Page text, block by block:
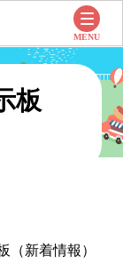
板
（新着情報）